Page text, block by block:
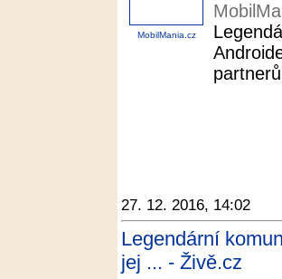
MobilMania.cz
27. 12. 2016, 14:02
Legendární
jej ... - Živě.cz